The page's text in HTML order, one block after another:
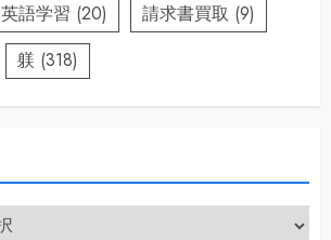
英語学習 (20) 請求書買取 (9)
躾 (318)